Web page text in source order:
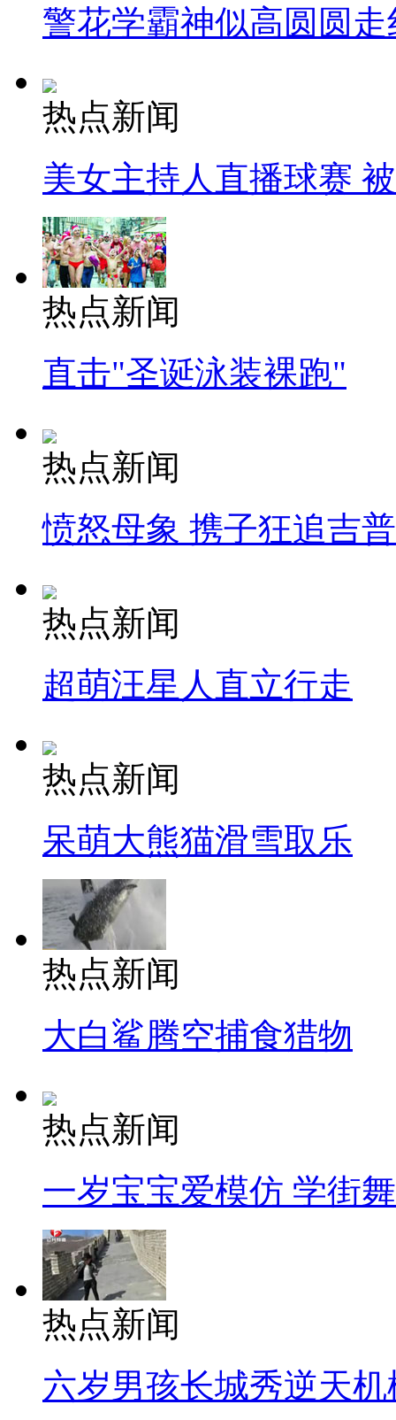
警花学霸神似高圆圆走
热点新闻
美女主持人直播球赛
热点新闻
直击"圣诞泳装裸跑"
热点新闻
愤怒母象 携子狂追吉
热点新闻
超萌汪星人直立行走
热点新闻
呆萌大熊猫滑雪取乐
热点新闻
大白鲨腾空捕食猎物
热点新闻
一岁宝宝爱模仿 学街
热点新闻
六岁男孩长城秀逆天机